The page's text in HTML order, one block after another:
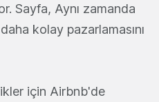
Sayfa, Aynı zamanda
kolay pazarlamasını
için Airbnb'de